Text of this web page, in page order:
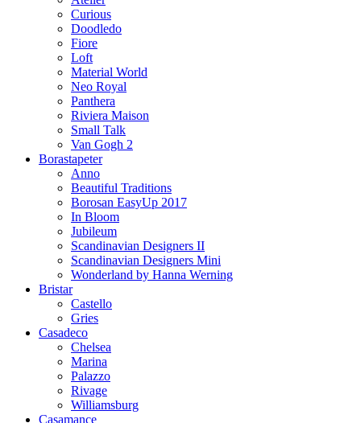
Curious
Doodledo
Fiore
Loft
Material World
Neo Royal
Panthera
Riviera Maison
Small Talk
Van Gogh 2
Borastapeter
Anno
Beautiful Traditions
Borosan EasyUp 2017
In Bloom
Jubileum
Scandinavian Designers II
Scandinavian Designers Mini
Wonderland by Hanna Werning
Bristar
Castello
Gries
Casadeco
Chelsea
Marina
Palazzo
Rivage
Williamsburg
Casamance